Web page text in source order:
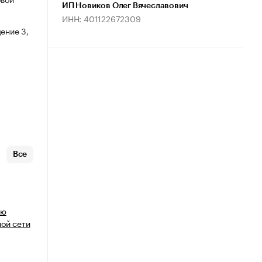
3,
Все
сети
ИП Новиков Олег Вячеславович
ИНН: 401122672309